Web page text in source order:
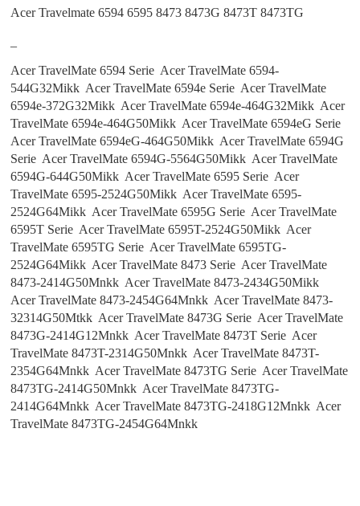
Acer Travelmate 6594 6595 8473 8473G 8473T 8473TG
Acer TravelMate 6594 Serie Acer TravelMate 6594-
544G32Mikk Acer TravelMate 6594e Serie Acer TravelMate
6594e-372G32Mikk Acer TravelMate 6594e-464G32Mikk Acer
TravelMate 6594e-464G50Mikk Acer TravelMate 6594eG Serie
Acer TravelMate 6594eG-464G50Mikk Acer TravelMate 6594G
Serie Acer TravelMate 6594G-5564G50Mikk Acer TravelMate
6594G-644G50Mikk Acer TravelMate 6595 Serie Acer
TravelMate 6595-2524G50Mikk Acer TravelMate 6595-
2524G64Mikk Acer TravelMate 6595G Serie Acer TravelMate
6595T Serie Acer TravelMate 6595T-2524G50Mikk Acer
TravelMate 6595TG Serie Acer TravelMate 6595TG-
2524G64Mikk Acer TravelMate 8473 Serie Acer TravelMate
8473-2414G50Mnkk Acer TravelMate 8473-2434G50Mikk
Acer TravelMate 8473-2454G64Mnkk Acer TravelMate 8473-
32314G50Mtkk Acer TravelMate 8473G Serie Acer TravelMate
8473G-2414G12Mnkk Acer TravelMate 8473T Serie Acer
TravelMate 8473T-2314G50Mnkk Acer TravelMate 8473T-
2354G64Mnkk Acer TravelMate 8473TG Serie Acer TravelMate
8473TG-2414G50Mnkk Acer TravelMate 8473TG-
2414G64Mnkk Acer TravelMate 8473TG-2418G12Mnkk Acer
TravelMate 8473TG-2454G64Mnkk